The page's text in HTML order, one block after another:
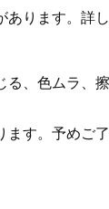
ります。詳
、色ムラ、
す。予めご了